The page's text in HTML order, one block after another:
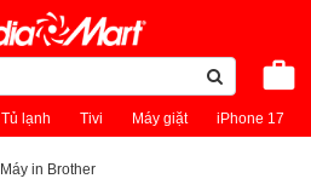
Tủ lạnh Tivi Máy giặt iPhone 17
Máy in Brother